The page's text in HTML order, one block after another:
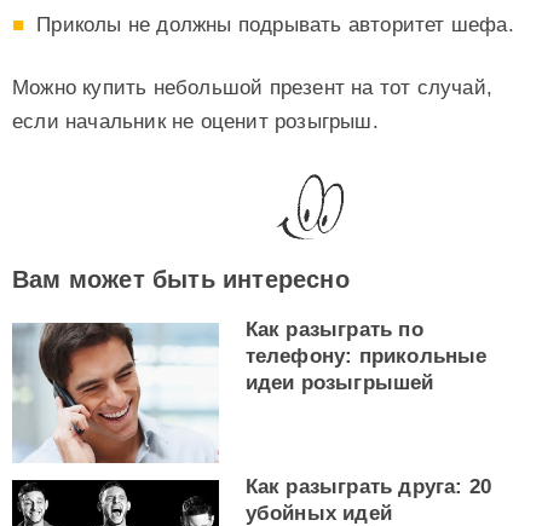
Приколы не должны подрывать авторитет шефа.
Можно купить небольшой презент на тот случай,
если начальник не оценит розыгрыш.
Вам может быть интересно
Как разыграть по
телефону: прикольные
идеи розыгрышей
Как разыграть друга: 20
убойных идей